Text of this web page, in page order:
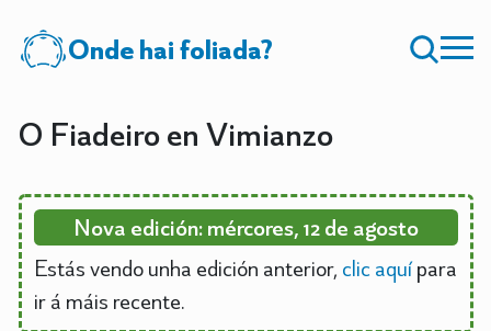
Onde hai foliada?
O Fiadeiro en Vimianzo
Nova edición: mércores, 12 de agosto
Estás vendo unha edición anterior, clic aquípara
ir á máis recente.